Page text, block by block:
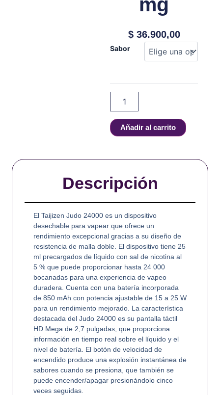
mg
$36.900,00
Sabor
iJoy
24000
-
50
mg
Añadir al carrito
Descripción
El Taijizen Judo 24000 es un dispositivo
desechable para vapear que ofrece un
rendimiento excepcional gracias a su diseño de
resistencia de malla doble. El dispositivo tiene 25
ml precargados de líquido con sal de nicotina al
5 % que puede proporcionar hasta 24 000
bocanadas para una experiencia de vapeo
duradera. Cuenta con una batería incorporada
de 850 mAh con potencia ajustable de 15 a 25 W
para un rendimiento mejorado. La característica
destacada del Judo 24000 es su pantalla táctil
HD Mega de 2,7 pulgadas, que proporciona
información en tiempo real sobre el líquido y el
nivel de batería. El botón de velocidad de
encendido produce una explosión instantánea de
sabores cuando se presiona, que también se
puede encender/apagar presionándolo cinco
veces seguidas.